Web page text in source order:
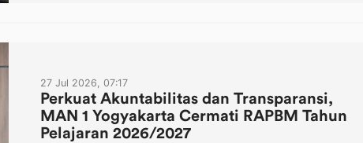
27 Jul 2026, 07:17
Perkuat Akuntabilitas dan Transparansi,
MAN 1 Yogyakarta Cermati RAPBM Tahun
Pelajaran 2026/2027